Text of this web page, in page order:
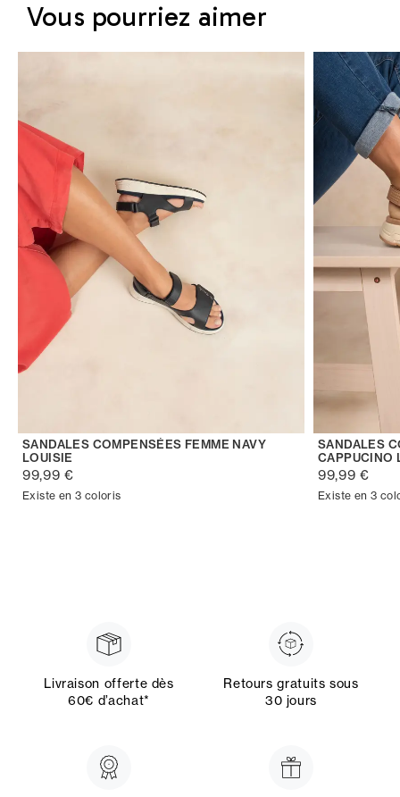
Vous pourriez aimer
SANDALES COMPENSÉES FEMME NAVY
LOUISIE
99,99 €
Existe en 3 coloris
SANDALES
CAPPUCINO
99,99 €
Existe en 3
Livraison offerte dès
60€ d’achat*
Retours gratuits sous
30 jours